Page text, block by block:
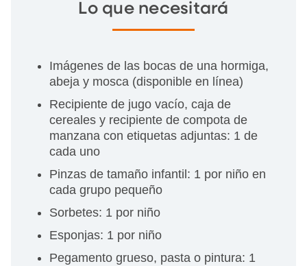
Lo que necesitará
Imágenes de las bocas de una hormiga,
abeja y mosca (disponible en línea)
Recipiente de jugo vacío, caja de
cereales y recipiente de compota de
manzana con etiquetas adjuntas: 1 de
cada uno
Pinzas de tamaño infantil: 1 por niño en
cada grupo pequeño
Sorbetes: 1 por niño
Esponjas: 1 por niño
Pegamento grueso, pasta o pintura: 1